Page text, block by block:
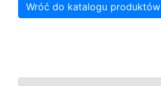
Wróć do katalogu produktów